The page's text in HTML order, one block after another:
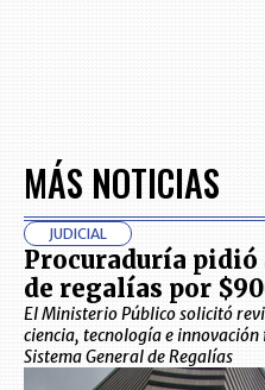
MÁS NOTICIAS
JUDICIAL
Procuraduría pidió
de regalías por
El Ministerio Público solicitó
ciencia, tecnología e
Sistema General de Regalías